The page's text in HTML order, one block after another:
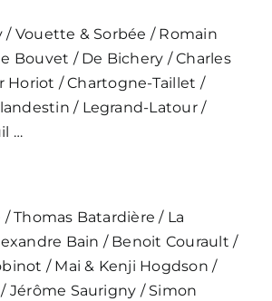
Vouette & Sorbée / Romain
Bouvet / De Bichery / Charles
Horiot / Chartogne-Taillet /
/ Legrand-Latour /
…
Thomas Batardière / La
Bain / Benoit Courault /
/ Mai & Kenji Hogdson /
Jérôme Saurigny / Simon